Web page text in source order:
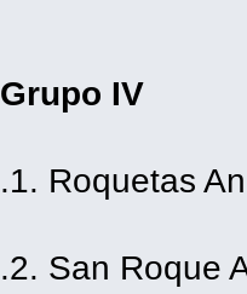
Grupo IV
.1. Roquetas
.2. San Roque